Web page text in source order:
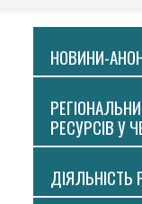
НОВИНИ-
РЕСУРСІВ У
ДІЯЛЬНІСТЬ